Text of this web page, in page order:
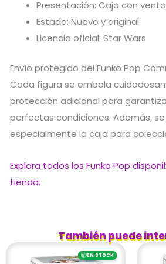
Presentación: Caja con
Estado: Nuevo y original
Licencia oficial: Star Wars
Envío protegido del Funko Pop
Cada figura se embala
protección adicional para
perfectas condiciones. Además,
especialmente la caja para
Explora todos los Funko Pop
tienda.
También puede
📦EN STOCK